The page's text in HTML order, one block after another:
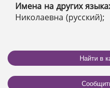
Имена на других
Николаевна (русский);
Найти в